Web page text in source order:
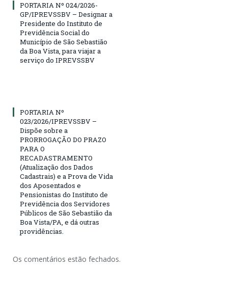
PORTARIA Nº 024/2026-
GP/IPREVSSBV – Designar a
Presidente do Instituto de
Previdência Social do
Município de São Sebastião
da Boa Vista, para viajar a
serviço do IPREVSSBV
PORTARIA Nº
023/2026/IPREVSSBV –
Dispõe sobre a
PRORROGAÇÃO DO PRAZO
PARA O
RECADASTRAMENTO
(Atualização dos Dados
Cadastrais) e a Prova de Vida
dos Aposentados e
Pensionistas do Instituto de
Previdência dos Servidores
Públicos de São Sebastião da
Boa Vista/PA, e dá outras
providências.
Os comentários estão fechados.